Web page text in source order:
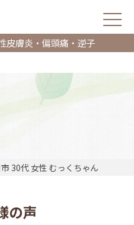
皮膚炎・偏頭痛・逆子
30代 女性 むっくちゃん
の声